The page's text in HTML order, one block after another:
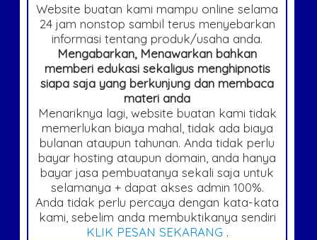
Website buatan kami mampu online selama
24 jam nonstop sambil terus menyebarkan
informasi tentang produk/usaha anda.
Mengabarkan, Menawarkan bahkan
memberi edukasi sekaligus menghipnotis
siapa saja yang berkunjung dan membaca
materi anda
Menariknya lagi, website buatan kami tidak
memerlukan biaya mahal, tidak ada biaya
bulanan ataupun tahunan. Anda tidak perlu
bayar hosting ataupun domain, anda hanya
bayar jasa pembuatanya sekali saja untuk
selamanya + dapat akses admin 100%.
Anda tidak perlu percaya dengan kata-kata
kami, sebelim anda membuktikanya sendiri
KLIK PESAN SEKARANG .